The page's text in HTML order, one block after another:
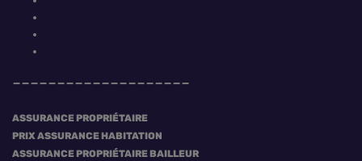
ASSURANCE PROPRIÉTAIRE
PRIX ASSURANCE HABITATION
ASSURANCE PROPRIÉTAIRE BAILLEUR